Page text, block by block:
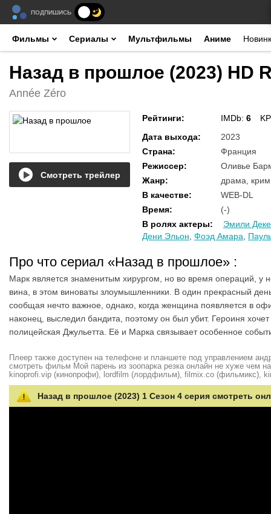
ПОДПИШИСЬ
Фильмы Сериалы Мультфильмы Аниме
Назад в прошлое (2023) HD
Année Zéro
Смотреть трейлер
Рейтинги: IMDb: 6
Дата выхода:
2023
Страна:
Франция
Режиссер:
Оливье
Жанр:
драма,
В качестве:
WEB-DL
Время:
(-)
В ролях актеры:
Эмили
Дени Эльон Фоэд Амара
Про что сериал «Назад в прошлое» :
Марк является знаменитым хирургом, но во время операций, у
вина, в этом виноваты злоумышленники. В один прекрасный
сообщая нечто важное, однако, когда женщина появляется в
наконец, выследил бандита, поэтому он был убит. Героиня
полицейская Джульетта. Её и Марка связывает особенное
Плеер также доступен на телефоне и планшете под управлением
смотреть фильм Мой парень из зоопарка резка онлайн не хуже чем
kinoprofi.vip (кинопрофи), lordfilm (лордфильм), filmix.co (фильмикс),
Назад в прошлое (2023) 1 Сезон 4 серия смотреть